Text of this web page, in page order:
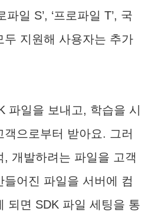
일 S’, ‘프로파일 T’, 국
두 지원해 사용자는 추가
파일을 보내고, 학습을 시
으로부터 받아요. 그러
개발하려는 파일을 고객
어진 파일을 서버에 컴
되면 SDK 파일 세팅을 통